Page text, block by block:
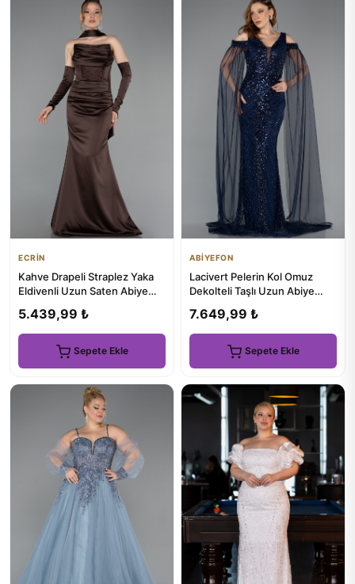
ECRİN
Kahve Drapeli Straplez Yaka
Eldivenli Uzun Saten Abiye
5.439,99 ₺
Sepete Ekle
ABİYEFON
Lacivert Pelerin Kol Omuz
Dekolteli Taşlı Uzun Abiye
7.649,99 ₺
Sepete Ekle